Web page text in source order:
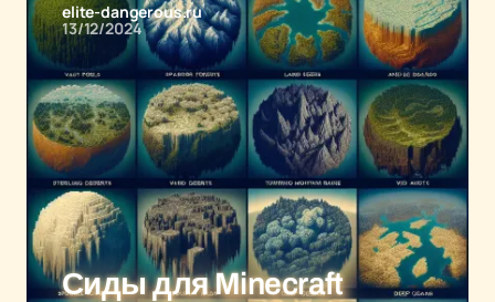
elite-dangerous.ru
13/12/2024
Сиды для Minecraft